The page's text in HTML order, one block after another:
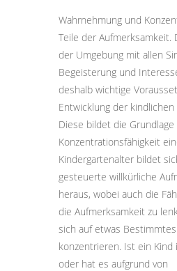
Wahrnehmung und
Teile der Aufmerksamkeit.
der Umgebung mit allen
Begeisterung und
deshalb wichtige
Entwicklung der
Diese bildet die
Konzentrationsfähigkeit
Kindergartenalter bildet
gesteuerte willkürliche
heraus, wobei auch die
die Aufmerksamkeit zu
sich auf etwas
konzentrieren. Ist ein Kind
oder hat es aufgrund von